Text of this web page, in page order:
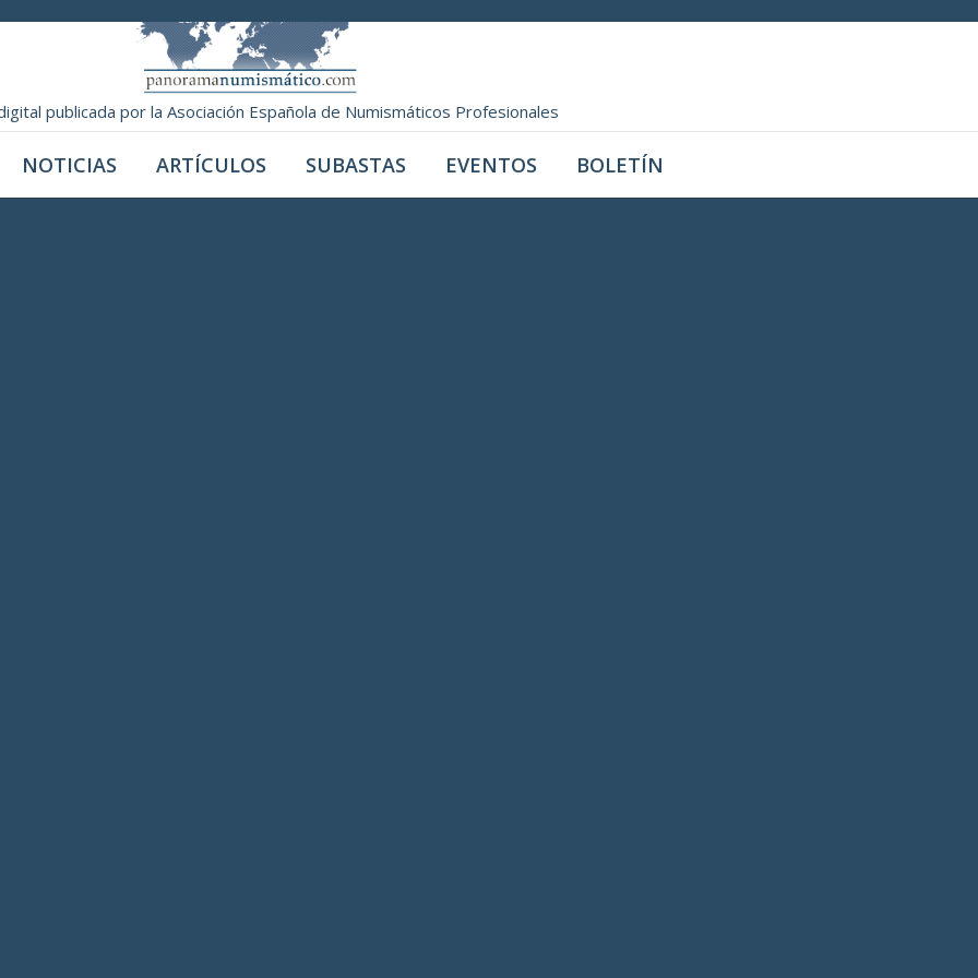
publicada por la Asociación Española de Numismáticos Profesionales
NOTICIAS ARTÍCULOS SUBASTAS EVENTOS BOLETÍN